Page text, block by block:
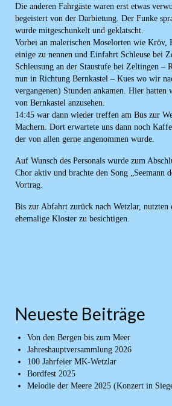
Die anderen Fahrgäste waren erst etwas
begeistert von der Darbietung. Der Funke
wurde mitgeschunkelt und geklatscht.
Vorbei an malerischen Moselorten wie
einige zu nennen und Einfahrt Schleuse bei
Schleusung an der Staustufe bei Zeltingen –
nun in Richtung Bernkastel – Kues wo wir
vergangenen) Stunden ankamen. Hier
von Bernkastel anzusehen.
14:45 war dann wieder treffen am Bus zur
Machern. Dort erwartete uns dann noch
der von allen gerne angenommen wurde.
Auf Wunsch des Personals wurde zum
Chor aktiv und brachte den Song „Seemann
Vortrag.
Bis zur Abfahrt zurück nach Wetzlar, nutzten
ehemalige Kloster zu besichtigen.
Neueste Beiträge
Von den Bergen bis zum Meer
Jahreshauptversammlung 2026
100 Jahrfeier MK-Wetzlar
Bordfest 2025
Melodie der Meere 2025 (Konzert in